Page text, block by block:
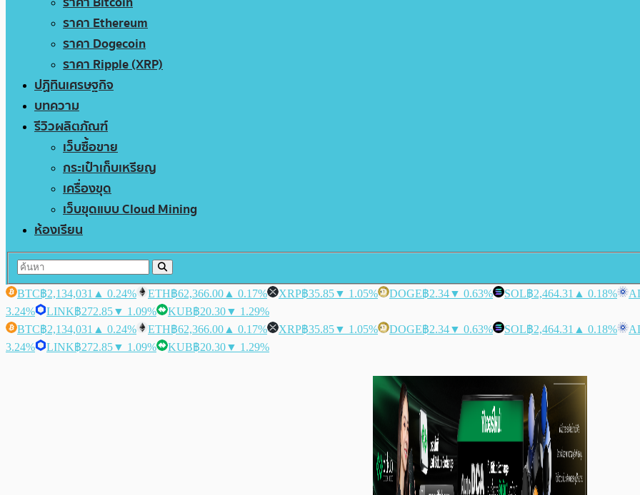
ราคา Ethereum
ราคา Dogecoin
ราคา Ripple (XRP)
ปฏิทินเศรษฐกิจ
บทความ
รีวิวผลิตภัณฑ์
เว็บซื้อขาย
กระเป๋าเก็บเหรียญ
เครื่องขุด
เว็บขุดแบบ Cloud Mining
ห้องเรียน
BTC฿2,134,031 ▲ 0.24% ETH฿62,366.00 ▲ 0.17% XRP฿35.85▼ 1.05% DOGE฿2.34▼ 0.63% SOL฿2,464.31 ▲ 0.18%
3.24%
LINK฿272.85▼ 1.09% KUB฿20.30▼ 1.29%
BTC฿2,134,031 ▲ 0.24% ETH฿62,366.00 ▲ 0.17% XRP฿35.85▼ 1.05% DOGE฿2.34▼ 0.63% SOL฿2,464.31 ▲ 0.18%
3.24%
LINK฿272.85▼ 1.09% KUB฿20.30▼ 1.29%